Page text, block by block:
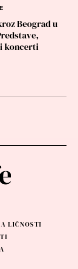
Beograd u
koncerti
i onda
odustali od